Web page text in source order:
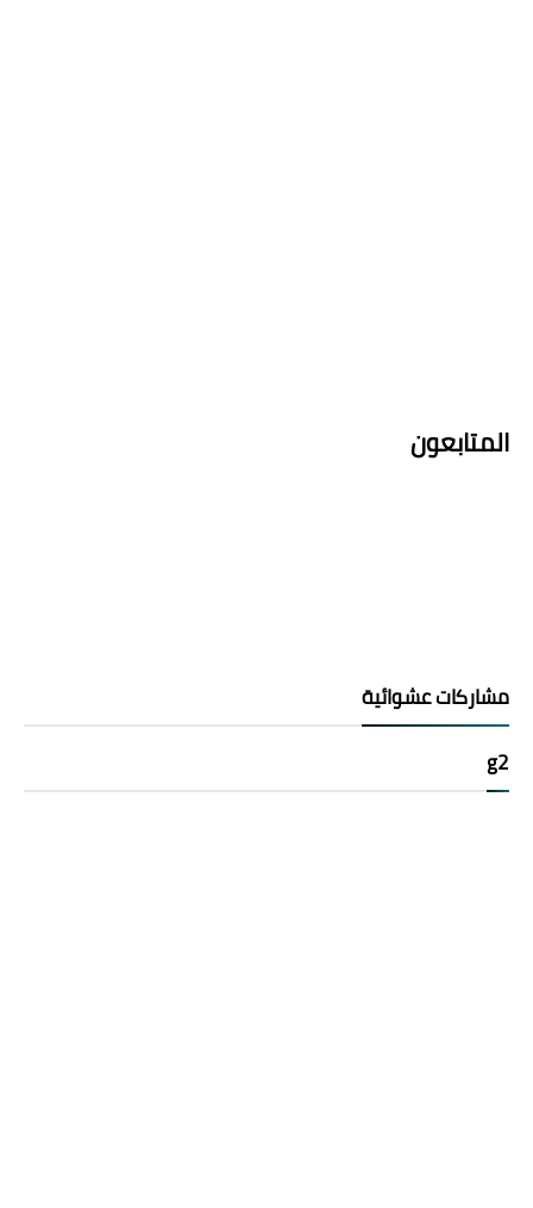
المتابعون
مشاركات عشوائية
g2